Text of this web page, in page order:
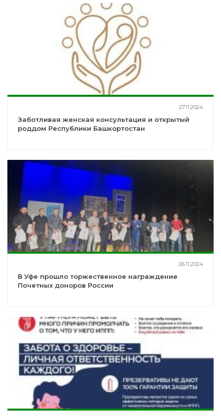
27.11.2024
Заботливая женская конcультация и открытый
роддом Республики Башкортостан
26.11.2024
В Уфе прошло торжественное награждение
Почетных доноров России